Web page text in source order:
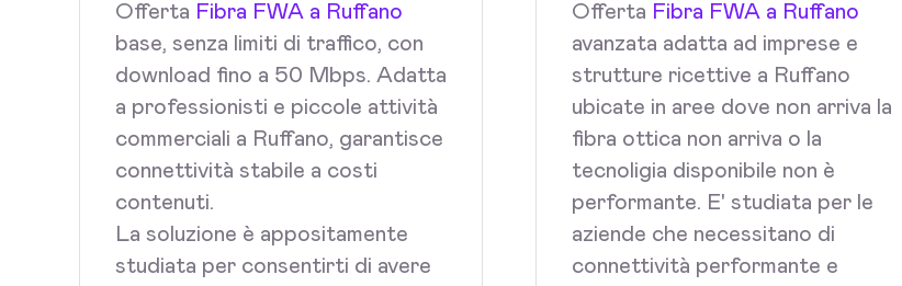
Offerta Fibra FWA a Ruffano
base, senza limiti di traffico, con
download fino a 50 Mbps. Adatta
a professionisti e piccole attività
commerciali a Ruffano, garantisce
connettività stabile a costi
contenuti.
La soluzione è appositamente
studiata per consentirti di avere
Offerta Fibra FWA a Ruffano
avanzata adatta ad imprese e
strutture ricettive a Ruffano
ubicate in aree dove non arriva la
fibra ottica non arriva o la
tecnoligia disponibile non è
performante. E' studiata per le
aziende che necessitano di
connettività performante e